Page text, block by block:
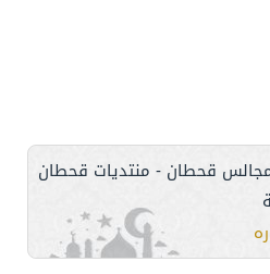
قحطان - منتديات قحطان